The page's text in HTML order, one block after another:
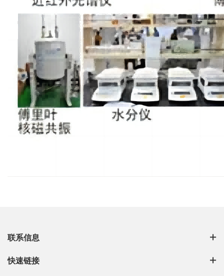
联系信息
快速链接